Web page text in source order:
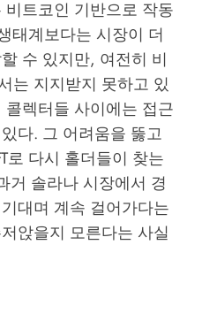
트코인 기반으로 작동
태계보다는 시장이 더
수 있지만, 여전히 비
는 지지받지 못하고 있
렉터들 사이에는 접근
다. 그 어려움을 뚫고
로 다시 홀더들이 찾는
거 솔라나 시장에서 경
대며 계속 걸어가다는
앉을지 모른다는 사실